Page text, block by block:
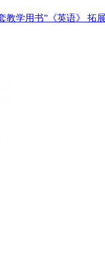
教学用书”《英语》 拓